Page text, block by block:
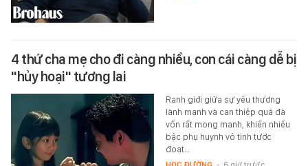
4 thứ cha mẹ cho đi càng nhiều, con cái càng dễ bị
"hủy hoại" tương lai
Ranh giới giữa sự yêu thương
lành mạnh và can thiệp quá đà
vốn rất mong manh, khiến nhiều
bậc phụ huynh vô tình tước
đoạt…